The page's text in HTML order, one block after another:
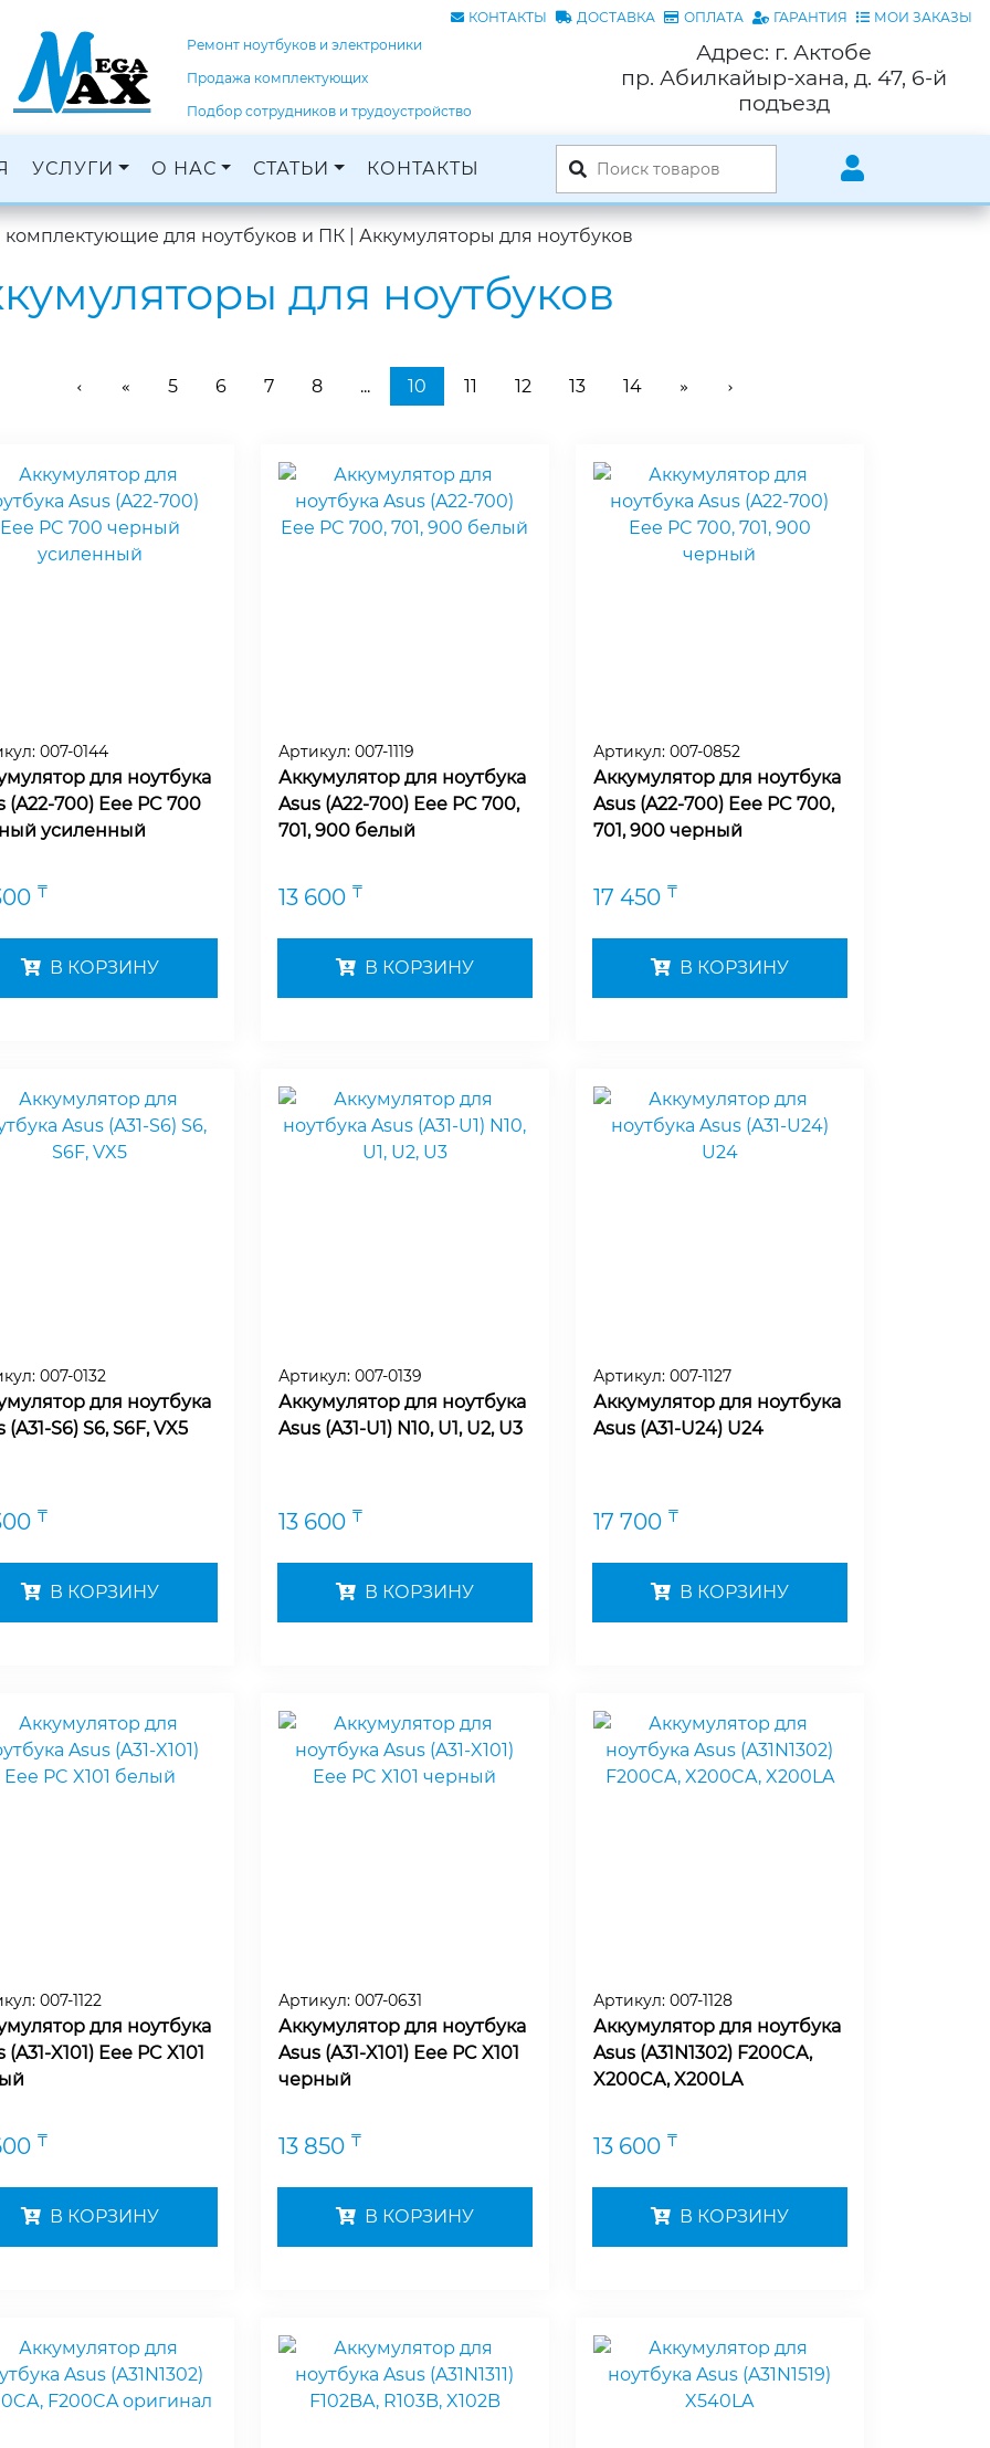
КОНТАКТЫ ДОСТАВКА ОПЛАТА ГАРАНТИЯ
МОИ ЗАКАЗЫ
Ремонт ноутбуков и электроники
Продажа комплектующих
Подбор сотрудников и трудоустройство
Адрес: г. Актобе
пр. Абилкайыр-хана, д. 47, 6-й
подъезд
УСЛУГИ О НАС СТАТЬИ КОНТАКТЫ
комплектующие для ноутбуков и ПК Аккумуляторы для ноутбуков
для ноутбуков
‹ « 5 6 7 8 ... 10 11 12 13 14 » ›
007-0144
для ноутбука
(A22-700) Eee PC 700
усиленный
₸
В КОРЗИНУ
Артикул: 007-1119
Аккумулятор для ноутбука
Asus (A22-700) Eee PC 700,
701, 900 белый
13 600 ₸
В КОРЗИНУ
Артикул: 007-0852
Аккумулятор для ноутбука
Asus (A22-700) Eee PC 700,
701, 900 черный
17 450 ₸
В КОРЗИНУ
007-0132
для ноутбука
(A31-S6) S6, S6F, VX5
₸
В КОРЗИНУ
Артикул: 007-0139
Аккумулятор для ноутбука
Asus (A31-U1) N10, U1, U2, U3
13 600 ₸
В КОРЗИНУ
Артикул: 007-1127
Аккумулятор для ноутбука
Asus (A31-U24) U24
17 700 ₸
В КОРЗИНУ
007-1122
для ноутбука
(A31-X101) Eee PC X101
₸
В КОРЗИНУ
Артикул: 007-0631
Аккумулятор для ноутбука
Asus (A31-X101) Eee PC X101
черный
13 850 ₸
В КОРЗИНУ
Артикул: 007-1128
Аккумулятор для ноутбука
Asus (A31N1302) F200CA,
X200CA, X200LA
13 600 ₸
В КОРЗИНУ